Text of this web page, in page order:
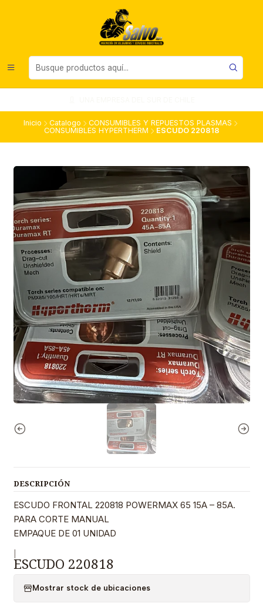
Inicio Catalogo
CONSUMIBLES Y REPUESTOS PLASMAS
CONSUMIBLES HYPERTHERM
ESCUDO 220818
DESCRIPCIÓN
ESCUDO FRONTAL 220818 POWERMAX 65 15A – 85A.
PARA CORTE MANUAL
EMPAQUE DE 01 UNIDAD
ESCUDO 220818
Mostrar stock de ubicaciones